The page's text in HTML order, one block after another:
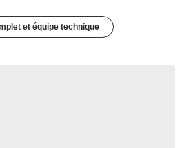
et équipe technique